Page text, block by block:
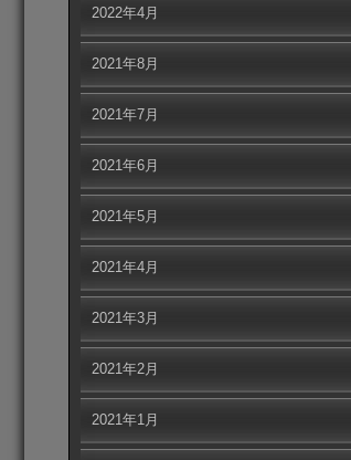
2022年4月
2021年8月
2021年7月
2021年6月
2021年5月
2021年4月
2021年3月
2021年2月
2021年1月